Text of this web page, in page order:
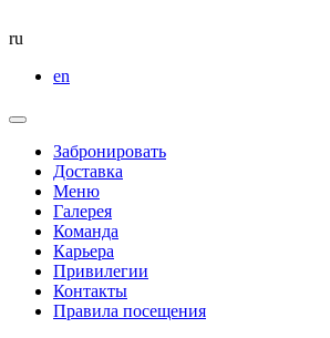
ru
en
Забронировать
Доставка
Меню
Галерея
Команда
Карьера
Привилегии
Контакты
Правила посещения